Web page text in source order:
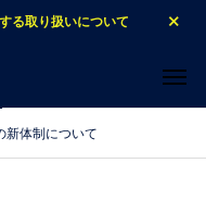
る取り扱いについて
新体制について